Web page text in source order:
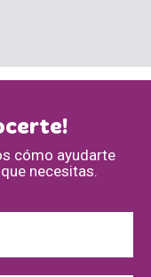
cómo ayudarte
necesitas.